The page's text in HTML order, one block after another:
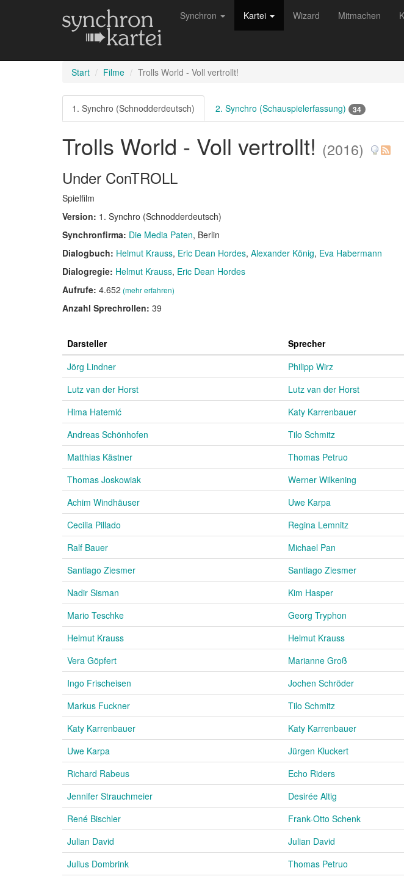
Synchron Kartei Wizard Mitmachen
Start Filme Trolls World - Voll vertrollt!
1. Synchro (Schnodderdeutsch) 2. Synchro (Schauspielerfassung) 34
Trolls World - Voll vertrollt! (2016)
Under ConTROLL
Spielfilm
Version: 1. Synchro (Schnodderdeutsch)
Synchronfirma: Die Media Paten, Berlin
Dialogbuch: Helmut Krauss Eric Dean Hordes Alexander König Eva Habermann
Dialogregie: Helmut Krauss Eric Dean Hordes
Aufrufe: 4.652 (mehr erfahren)
Anzahl Sprechrollen: 39
Darsteller Sprecher
Jörg Lindner
Philipp Wirz
Lutz van der Horst
Lutz van der Horst
Hima Hatemić
Katy Karrenbauer
Andreas Schönhofen
Tilo Schmitz
Matthias Kästner
Thomas Petruo
Thomas Joskowiak
Werner Wilkening
Achim Windhäuser
Uwe Karpa
Cecilia Pillado
Regina Lemnitz
Ralf Bauer
Michael Pan
Santiago Ziesmer
Santiago Ziesmer
Nadir Sisman
Kim Hasper
Mario Teschke
Georg Tryphon
Helmut Krauss
Helmut Krauss
Vera Göpfert
Marianne Groß
Ingo Frischeisen
Jochen Schröder
Markus Fuckner
Tilo Schmitz
Katy Karrenbauer
Katy Karrenbauer
Uwe Karpa
Jürgen Kluckert
Richard Rabeus
Echo Riders
Jennifer Strauchmeier
Desirée Altig
René Bischler
Frank-Otto Schenk
Julian David
Julian David
Julius Dombrink
Thomas Petruo